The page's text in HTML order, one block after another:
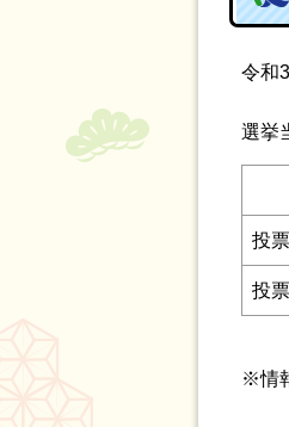
令和
選挙
投
投
※情